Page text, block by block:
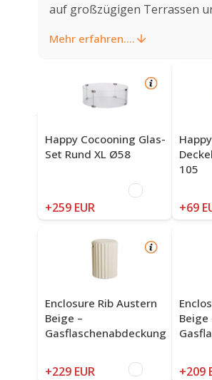
auf großzügigen Terrassen
Mehr erfahren....
Happy Cocooning Glas-
Set Rund XL Ø58
+259 EUR
105
+69
Enclosure Rib Austern
Beige –
Gasflaschenabdeckung
+229 EUR
Beige
+209